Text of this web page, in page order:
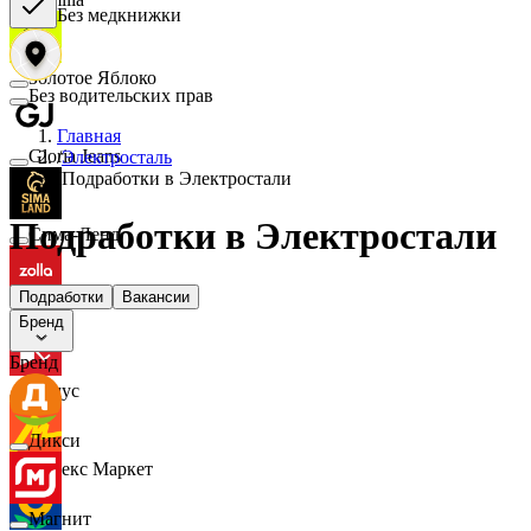
Золотое Яблоко
Gloria Jeans
Сима-Ленд
Zolla
Комус
Яндекс Маркет
Без медкнижки
Без водительских прав
Главная
/Электросталь
Подработки в Электростали
Подработки в Электростали
Подработки
Вакансии
Бренд
Бренд
Дикси
Магнит